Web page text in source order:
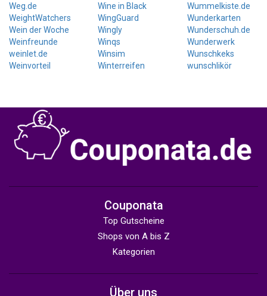
Weg.de
WeightWatchers
Wein der Woche
Weinfreunde
weinlet.de
Weinvorteil
Wine in Black
WingGuard
Wingly
Winqs
Winsim
Winterreifen
Wummelkiste.de
Wunderkarten
Wunderschuh.de
Wunderwerk
Wunschkeks
wunschlikör
Couponata
Top Gutscheine
Shops von A bis Z
Kategorien
Über uns